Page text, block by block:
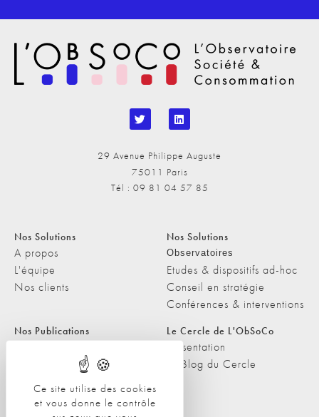
Ce site utilise des cookies
et vous donne le contrôle
29 Avenue Philippe Auguste
75011 Paris
Tél : 09 81 04 57 85
Nos Solutions
A propos
L'équipe
Nos clients
Nos Solutions
Observatoires
Etudes & dispositifs ad-hoc
Conseil en stratégie
Conférences & interventions
Nos Publications
Les Podcasts de L'ObSoCo
L'ObSoCo dans les médias
Le Cercle de L'ObSoCo
Présentation
Le Blog du Cercle
Contacts